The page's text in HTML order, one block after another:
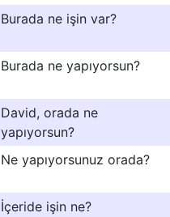
Burada ne işin var?
Burada ne yapıyorsun?
David, orada ne
yapıyorsun?
Ne yapıyorsunuz orada?
İçeride işin ne?